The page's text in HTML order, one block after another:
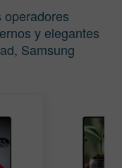
y elegantes
Samsung